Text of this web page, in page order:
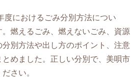
度におけるごみ分別方法につい
燃えるごみ、燃えないごみ、資源
別方法や出し方のポイント、注意
めました。正しい分別で、美唄市
さい。